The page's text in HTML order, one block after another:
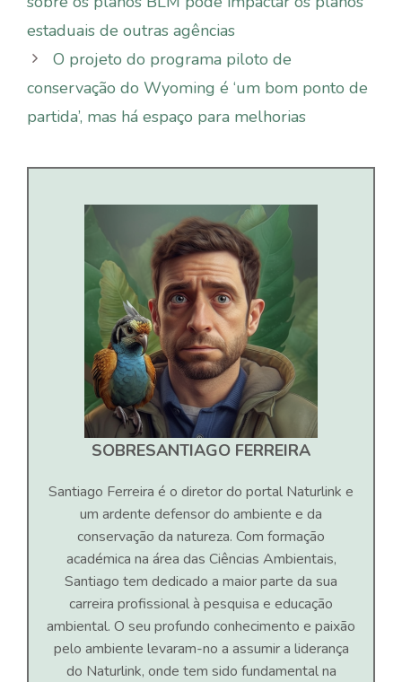
estaduais de outras agências
O projeto do programa piloto de
conservação do Wyoming é ‘um bom ponto de
partida’, mas há espaço para melhorias
SOBRESANTIAGO FERREIRA
Santiago Ferreira é o diretor do portal Naturlink e
um ardente defensor do ambiente e da
conservação da natureza. Com formação
académica na área das Ciências Ambientais,
Santiago tem dedicado a maior parte da sua
carreira profissional à pesquisa e educação
ambiental. O seu profundo conhecimento e paixão
pelo ambiente levaram-no a assumir a liderança
do Naturlink, onde tem sido fundamental na